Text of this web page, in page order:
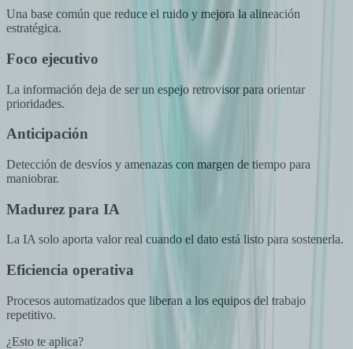
Una base común que reduce el ruido y mejora la alineación
estratégica.
Foco ejecutivo
La información deja de ser un espejo retrovisor para orientar
prioridades.
Anticipación
Detección de desvíos y amenazas con margen de tiempo para
maniobrar.
Madurez para IA
La IA solo aporta valor real cuando el dato está listo para sostenerla.
Eficiencia operativa
Procesos automatizados que liberan a los equipos del trabajo
repetitivo.
¿Esto te aplica?